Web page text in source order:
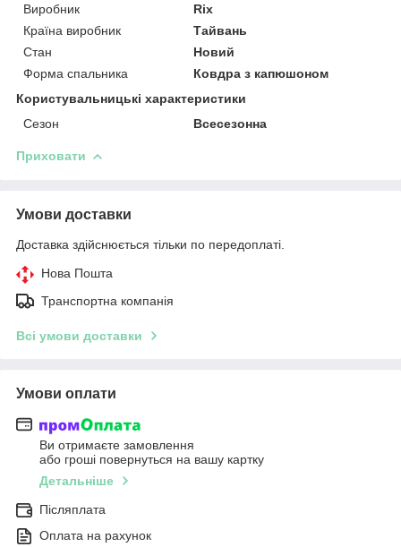
Виробник
Rix
Країна виробник
Тайвань
Стан
Новий
Форма спальника
Ковдра з капюшоном
Користувальницькі характеристики
Сезон
Всесезонна
Приховати
Умови доставки
Доставка здійснюється тільки по передоплаті.
Нова Пошта
Транспортна компанія
Всі умови доставки
Умови оплати
Ви отримаєте замовлення
або гроші повернуться на вашу картку
Детальніше
Післяплата
Оплата на рахунок